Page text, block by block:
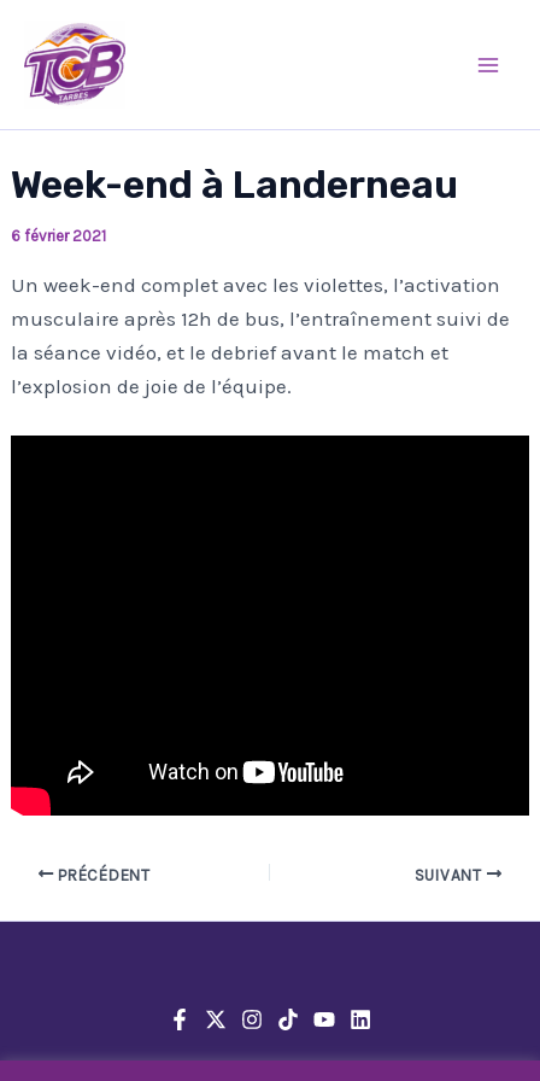
contenu
Week-end à Landerneau
6 février 2021
Un week-end complet avec les violettes, l’activation
musculaire après 12h de bus, l’entraînement suivi de
la séance vidéo, et le debrief avant le match et
l’explosion de joie de l’équipe.
PRÉCÉDENT SUIVANT